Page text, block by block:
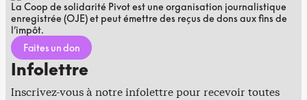
La Coop de solidarité Pivot est une organisation journalistique
enregistrée (OJE) et peut émettre des reçus de dons aux fins de
l’impôt.
Faites un don
Infolettre
Inscrivez-vous à notre infolettre pour recevoir toutes